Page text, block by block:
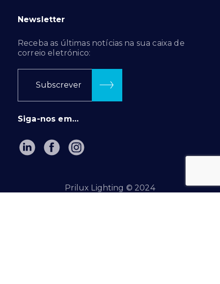
Newsletter
Receba as últimas notícias na sua caixa de
correio eletrónico:
Subscrever
Siga-nos em…
Prilux Lighting © 2024